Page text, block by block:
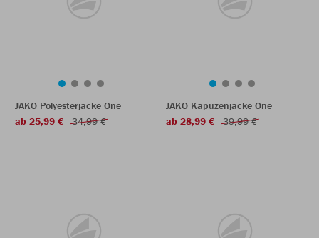
JAKO Polyesterjacke One
ab 25,99 €
34,99 €
JAKO Kapuzenjacke One
ab 28,99 €
39,99 €